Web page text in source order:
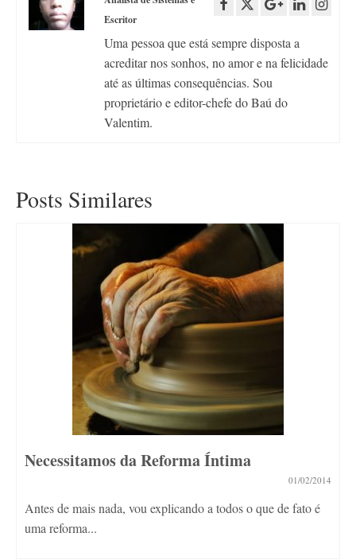
Escritor
Uma pessoa que está sempre disposta a
acreditar nos sonhos, no amor e na felicidade
até as últimas consequências. Sou
proprietário e editor-chefe do Baú do
Valentim.
Posts Similares
Necessitamos da Reforma Íntima
01/02/2014
Antes de mais nada, vou explicando a todos o que de fato é
uma reforma...